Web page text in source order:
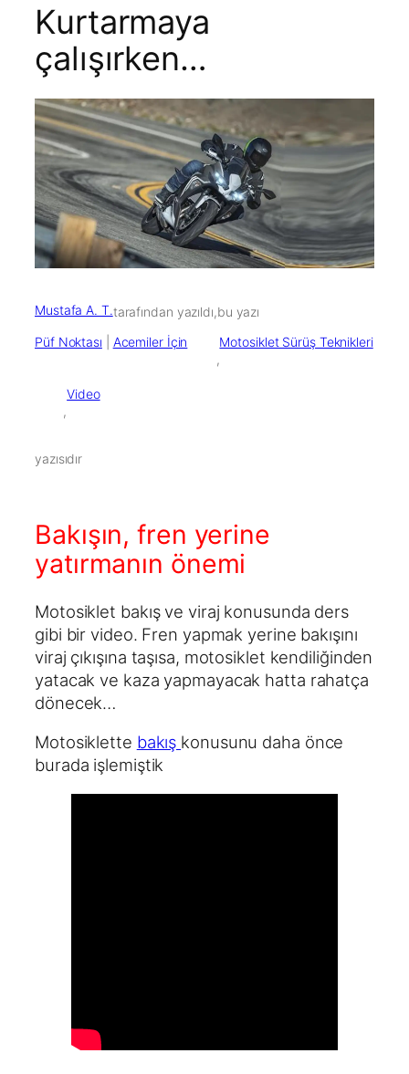
Kurtarmaya
çalışırken…
Mustafa A. T.tarafından yazıldı,bu yazı
Püf Noktası
Acemiler İçin
Motosiklet Sürüş Teknikleri
Video
yazısıdır
Bakışın, fren yerine
yatırmanın önemi
Motosiklet bakış ve viraj konusunda ders
gibi bir video. Fren yapmak yerine bakışını
viraj çıkışına taşısa, motosiklet kendiliğinden
yatacak ve kaza yapmayacak hatta rahatça
dönecek…
Motosiklette bakış konusunu daha önce
burada işlemiştik